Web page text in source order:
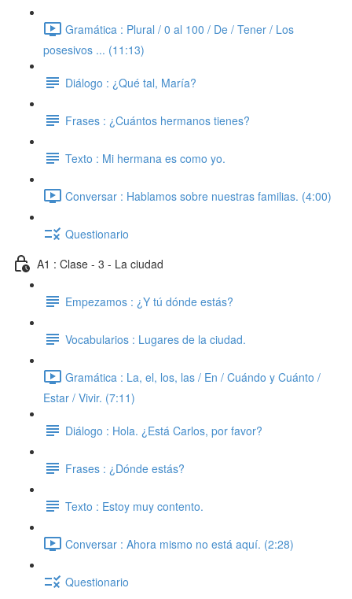
Gramática : Plural / 0 al 100 / De / Tener / Los
posesivos ... (11:13)
Diálogo : ¿Qué tal, María?
Frases : ¿Cuántos hermanos tienes?
Texto : Mi hermana es como yo.
Conversar : Hablamos sobre nuestras familias. (4:00)
Questionario
A1 : Clase - 3 - La ciudad
Empezamos : ¿Y tú dónde estás?
Vocabularios : Lugares de la ciudad.
Gramática : La, el, los, las / En / Cuándo y Cuánto /
Estar / Vivir. (7:11)
Diálogo : Hola. ¿Está Carlos, por favor?
Frases : ¿Dónde estás?
Texto : Estoy muy contento.
Conversar : Ahora mismo no está aquí. (2:28)
Questionario